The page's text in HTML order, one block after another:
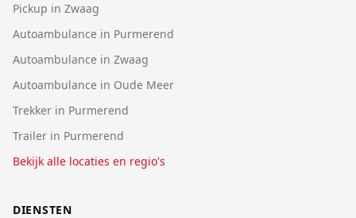
Pickup in Zwaag
Autoambulance in Purmerend
Autoambulance in Zwaag
Autoambulance in Oude Meer
Trekker in Purmerend
Trailer in Purmerend
Bekijk alle locaties en regio's
DIENSTEN